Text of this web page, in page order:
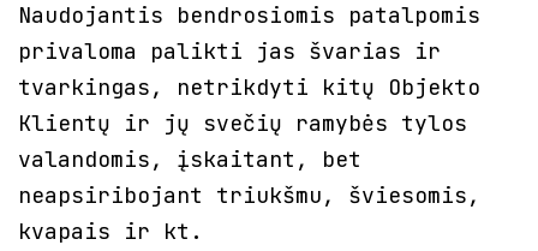
Naudojantis bendrosiomis patalpomis
privaloma palikti jas švarias ir
tvarkingas, netrikdyti kitų Objekto
Klientų ir jų svečių ramybės tylos
valandomis, įskaitant, bet
neapsiribojant triukšmu, šviesomis,
kvapais ir kt.